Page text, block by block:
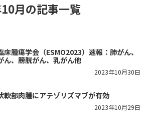
月の記事一覧
床腫瘍学会（ESMO2023）速報：肺がん、
ん、膀胱がん、乳がん他
2023年10月30日
軟部肉腫にアテゾリズマブが有効
2023年10月29日